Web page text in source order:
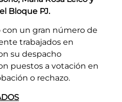
Bloque PJ.
un gran número de
trabajados en
su despacho
puestos a votación en
o rechazo.